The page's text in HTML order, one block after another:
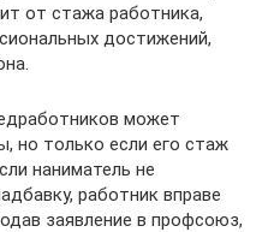
от стажа работника,
достижений,
может
но только если его стаж
наниматель не
работник вправе
заявление в профсоюз,